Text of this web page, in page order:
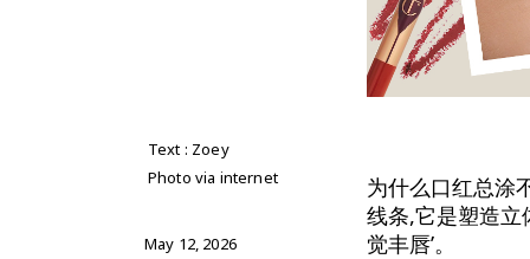
Text : Zoey
Photo via internet
May 12, 2026
为什么口红总涂
线条,它是塑造
觉丰唇’。